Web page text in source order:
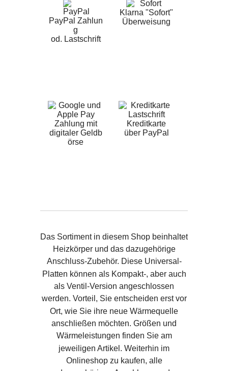
PayPal Zahlun
g
od. Lastschrift
Klarna "Sofort"
Überweisung
Zahlung mit
digitaler Geldb
örse
Kreditkarte
über PayPal
Das Sortiment in diesem Shop beinhaltet
Heizkörper und das dazugehörige
Anschluss-Zubehör. Diese Universal-
Platten können als Kompakt-, aber auch
als Ventil-Version angeschlossen
werden. Vorteil, Sie entscheiden erst vor
Ort, wie Sie ihre neue Wärmequelle
anschließen möchten. Größen und
Wärmeleistungen finden Sie am
jeweiligen Artikel. Weiterhin im
Onlineshop zu kaufen, alle